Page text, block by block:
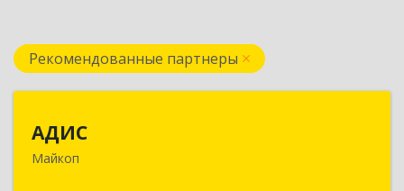
Рекомендованные партнеры
АДИС
Майкоп